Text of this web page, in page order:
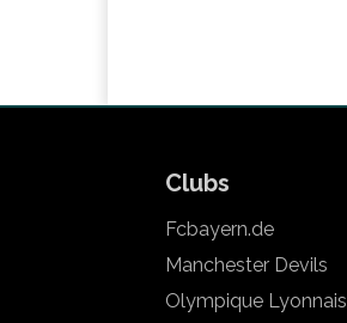
Clubs
Fcbayern.de
Manchester Devils
Olympique Lyonnais